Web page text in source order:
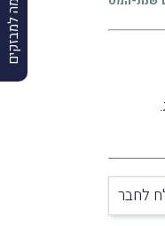
הרשמה למבזקים
לחבר